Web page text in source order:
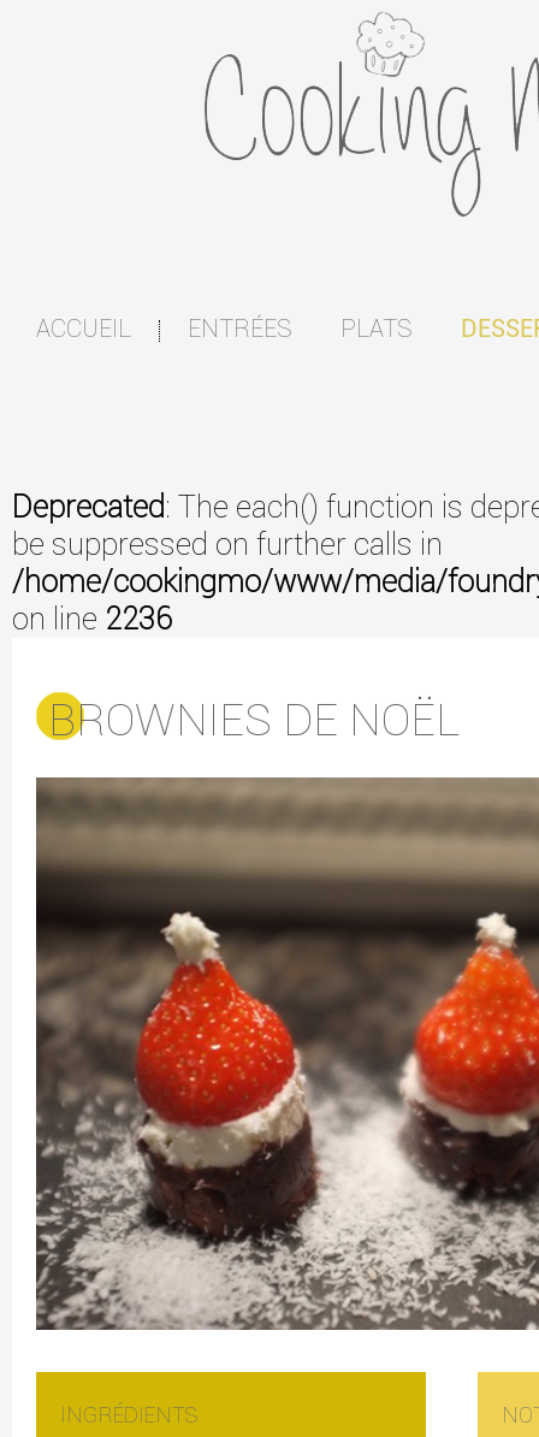
ACCUEIL ENTRÉES PLATS
Deprecated: The each() function is
be suppressed on further calls in
/home/cookingmo/www/media/
on line 2236
BROWNIES DE NOËL
INGRÉDIENTS